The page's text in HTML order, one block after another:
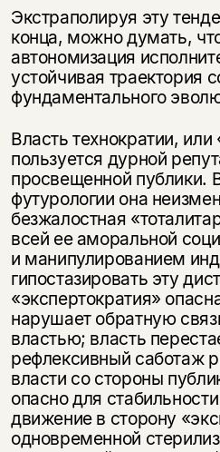
Экстраполируя эту
конца, можно думать,
автономизация
устойчивая траектория
фундаментального
Власть технократии, или
пользуется дурной
просвещенной публики.
футурологии она
безжалостная
всей ее аморальной
и манипулированием
гипостазировать эту
«экспертократия»
нарушает обратную
властью; власть
рефлексивный саботаж
власти со стороны
опасно для
движение в сторону
одновременной
Подписка на
Раз в неделю мы
о книгах и событиях
За подписку дарим
скидку 15%
Я соглашаюсь с
Этой книги
нет в
Вы можете
уведомления, и при
на склад получить
электронный адрес.
Я соглашаюсь с
Эта книга
не
Скажите, пожалуйста,
вам уже исполнилось